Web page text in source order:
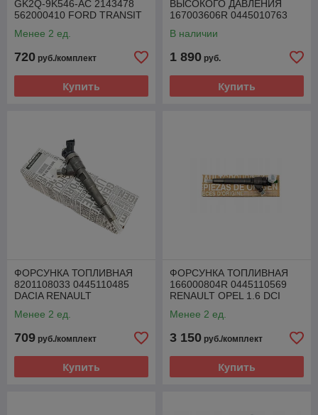
GK2Q-9K546-AC 2143478
562000410 FORD TRANSIT
Менее 2 ед.
720 руб./комплект
Купить
ВЫСОКОГО ДАВЛЕНИЯ
167003606R 0445010763
В наличии
1 890 руб.
Купить
ФОРСУНКА ТОПЛИВНАЯ
8201108033 0445110485
DACIA RENAULT
Менее 2 ед.
709 руб./комплект
Купить
ФОРСУНКА ТОПЛИВНАЯ
166000804R 0445110569
RENAULT OPEL 1.6 DCI
Менее 2 ед.
3 150 руб./комплект
Купить